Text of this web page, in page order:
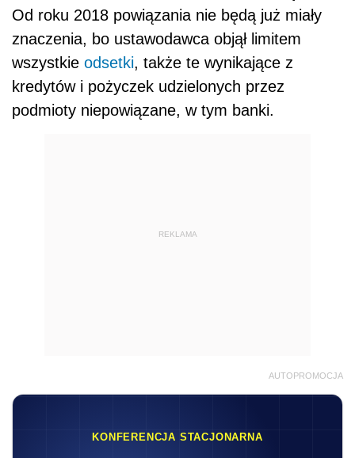
Od roku 2018 powiązania nie będą już miały
znaczenia, bo ustawodawca objął limitem
wszystkie odsetki, także te wynikające z
kredytów i pożyczek udzielonych przez
podmioty niepowiązane, w tym banki.
REKLAMA
AUTOPROMOCJA
KONFERENCJA STACJONARNA